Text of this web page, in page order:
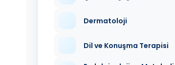
Dermatoloji
Dil ve Konuşma Terapisi